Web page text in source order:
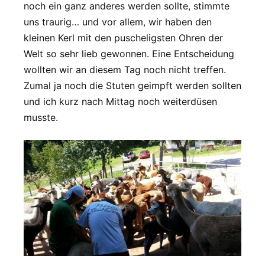
noch ein ganz anderes werden sollte, stimmte
uns traurig… und vor allem, wir haben den
kleinen Kerl mit den puscheligsten Ohren der
Welt so sehr lieb gewonnen. Eine Entscheidung
wollten wir an diesem Tag noch nicht treffen.
Zumal ja noch die Stuten geimpft werden sollten
und ich kurz nach Mittag noch weiterdüsen
musste.